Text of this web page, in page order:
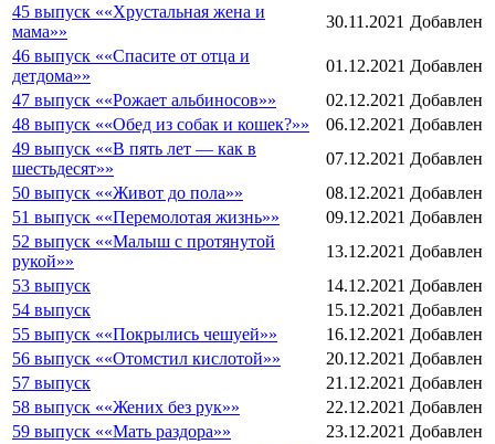
45 выпуск ««Хрустальная жена и
мама»»
30.11.2021 Добавлен
46 выпуск ««Спасите от отца и
детдома»»
01.12.2021 Добавлен
47 выпуск ««Рожает альбиносов»»
02.12.2021 Добавлен
48 выпуск ««Обед из собак и кошек?»»
06.12.2021 Добавлен
49 выпуск ««В пять лет — как в
шестьдесят»»
07.12.2021 Добавлен
50 выпуск ««Живот до пола»»
08.12.2021 Добавлен
51 выпуск ««Перемолотая жизнь»»
09.12.2021 Добавлен
52 выпуск ««Малыш с протянутой
рукой»»
13.12.2021 Добавлен
53 выпуск
14.12.2021 Добавлен
54 выпуск
15.12.2021 Добавлен
55 выпуск ««Покрылись чешуей»»
16.12.2021 Добавлен
56 выпуск ««Отомстил кислотой»»
20.12.2021 Добавлен
57 выпуск
21.12.2021 Добавлен
58 выпуск ««Жених без рук»»
22.12.2021 Добавлен
59 выпуск ««Мать раздора»»
23.12.2021 Добавлен